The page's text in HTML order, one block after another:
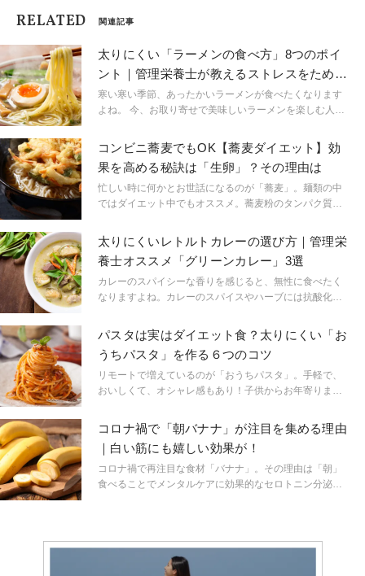
RELATED 関連記事
太りにくい「ラーメンの食べ方」8つのポイ
ント｜管理栄養士が教えるストレスをためな
いダイエット
寒い寒い季節、あったかいラーメンが食べたくなります
よね。 今、お取り寄せで美味しいラーメンを楽しむ人が
から体を守るための免疫アップに適したメニュー。ダイ
エット中だって、ラーメンが食べたい時は食べましょ
う！ その方が、結果的にダイエットはうまくいきます。
ダイエットの成功の秘訣は、いかに楽して、食事を楽し
むか。とにかく、ストレスを溜めないこと。ダイエット
うちラーメンでも外食でもできる簡単なコツをご紹介！
コンビニ蕎麦でもOK【蕎麦ダイエット】効
果を高める秘訣は「生卵」？その理由は
忙しい時に何かとお世話になるのが「蕎麦」。麺類の中
ではダイエット中でもオススメ。蕎麦粉のタンパク質や
健康食材です。本来なら蕎麦粉が豊富な本格そばが理想
ですが、コンビニやスーパーの蕎麦でも太りにくい食べ
方が「プラス生卵！」なのです。
太りにくいレトルトカレーの選び方｜管理栄
養士オススメ「グリーンカレー」3選
カレーのスパイシーな香りを感じると、無性に食べたく
なりますよね。カレーのスパイスやハーブには抗酸化作
た料理です。一方で、「カレーは太る！」というイメー
ジはありませんか？体脂肪の原因となる糖質が高いのは
事実。でも、「ダイエット中だってカレーを食べた
い！」そんな声にお応えして、手軽で人気の「レトルト
カレー」の中で「太りにくいカレー」としてチョイスし
オススメ3選をご紹介。
パスタは実はダイエット食？太りにくい「お
うちパスタ」を作る６つのコツ
リモートで増えているのが「おうちパスタ」。手軽で、
おいしくて、オシャレ感もあり！子供からお年寄りま
は太りそう」と敬遠していた方も多いのでは？実はパス
タは炭水化物の中では血糖値の上がりにくい食品。上手
に使えばダイエット中だってオッケーなメニューなんで
す。そのコツをご紹介。我慢しないストレスフリーな方
法で、健康的でスリムにキレイになりましょう。
コロナ禍で「朝バナナ」が注目を集める理由
｜白い筋にも嬉しい効果が！
コロナ禍で再注目な食材「バナナ」。その理由は「朝」
食べることでメンタルケアに効果的なセロトニン分泌に
続々登場、スーパーやコンビニでも有機栽培や産地にこ
だわったブランドバナナが登場。ぐっと美味しくなった